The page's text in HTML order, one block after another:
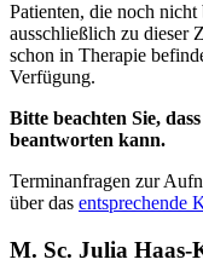
Patienten, die noch
ausschließlich zu dieser
schon in Therapie
Verfügung.
Bitte beachten Sie,
beantworten kann.
Terminanfragen zur
über das entsprechende
M. Sc. Julia Haas-